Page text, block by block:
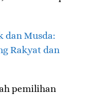
dan Musda:
Rakyat dan
pemilihan